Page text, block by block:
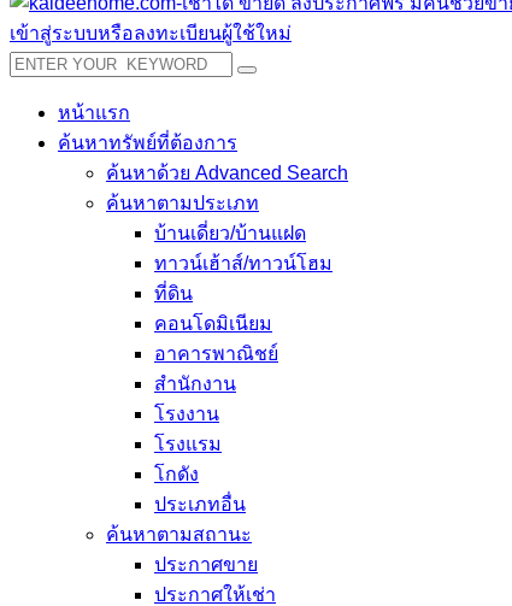
เข้าสู่ระบบหรือลงทะเบียนผู้ใช้ใหม่
หน้าแรก
ค้นหาทรัพย์ที่ต้องการ
ค้นหาด้วย Advanced Search
ค้นหาตามประเภท
บ้านเดี่ยว/บ้านแฝด
ทาวน์เฮ้าส์/ทาวน์โฮม
ที่ดิน
คอนโดมิเนียม
อาคารพาณิชย์
สำนักงาน
โรงงาน
โรงแรม
โกดัง
ประเภทอื่น
ค้นหาตามสถานะ
ประกาศขาย
ประกาศให้เช่า